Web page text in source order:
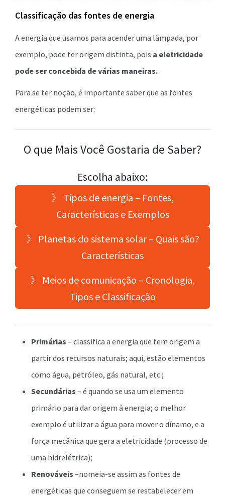
Classificação das fontes de energia
A energia que usamos para acender uma lâmpada, por
exemplo, pode ter origem distinta, pois a eletricidade
pode ser concebida de várias maneiras.
Para se ter noção, é importante saber que as fontes
energéticas podem ser:
O que Mais Você Gostaria de Saber?
Escolha abaixo:
》 Tipos de energia – Fontes,
Características e Exemplos
》 Planetas do sistema solar – Quais são?
Características
》 Meios de comunicação – Cronologia,
Tipos e Classificação
Primárias – classifica a energia que tem origem a
partir dos recursos naturais; aqui, estão elementos
como água, petróleo, gás natural, etc.;
Secundárias – é quando se usa um elemento
primário para dar origem à energia; o melhor
exemplo é utilizar a água para mover o dínamo, e a
força mecânica que gera a eletricidade (processo de
uma hidrelétrica);
Renováveis –nomeia-se assim as fontes de
energéticas que conseguem se restabelecer em